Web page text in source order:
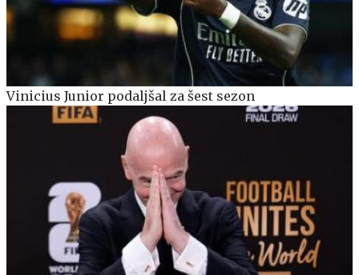
Vinicius Junior podaljšal za šest sezon